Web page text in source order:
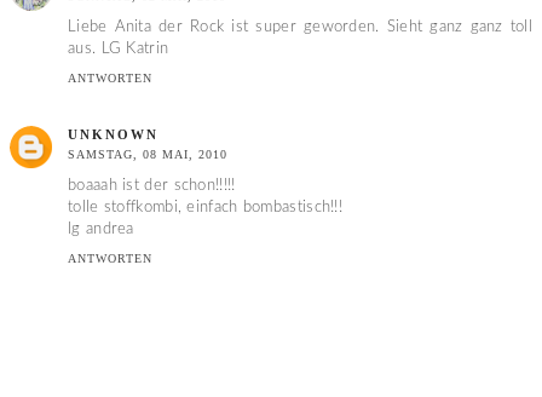
Liebe Anita der Rock ist super geworden. Sieht ganz ganz toll
aus. LG Katrin
ANTWORTEN
UNKNOWN
SAMSTAG, 08 MAI, 2010
boaaah ist der schon!!!!!
tolle stoffkombi, einfach bombastisch!!!
lg andrea
ANTWORTEN